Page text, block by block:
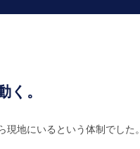
。
地にいるという体制でした。